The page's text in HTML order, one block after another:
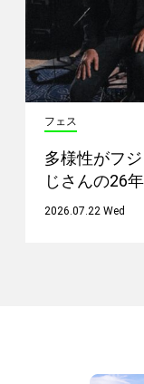
フェス
多様性がフ
じさんの26
2026.07.22 Wed